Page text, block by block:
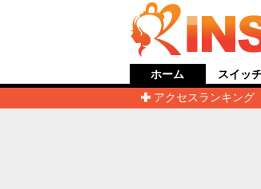
ホーム
アクセスランキング
スイッ